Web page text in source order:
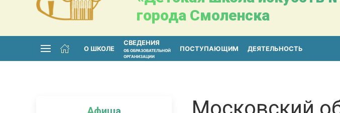
города Смоленска
О ШКОЛЕ
СВЕДЕНИЯ
ОБ ОБРАЗОВАТЕЛЬНОЙ
ОРГАНИЗАЦИИ
ПОСТУПАЮЩИМ ДЕЯТЕЛЬНОСТЬ